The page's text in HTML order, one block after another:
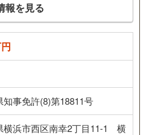
報を見る
知事免許(8)第18811号
横浜市西区南幸2丁目11-1 横